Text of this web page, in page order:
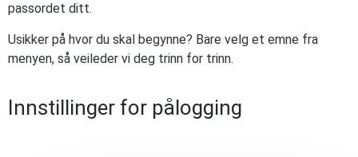
passordet ditt.
Usikker på hvor du skal begynne? Bare velg et emne fra
menyen, så veileder vi deg trinn for trinn.
Innstillinger for pålogging